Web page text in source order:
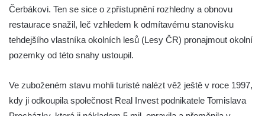
Teplou
Vyhlídka Radovič u Velké Bučiny u Velvar
Pozorovatelna pod vrchem Radovič u Velké
Bučiny u Velvar
Vyhlídka Růženka
Kaňkovská vyhlídka
Čerbákovi. Ten se sice o zpřístupnění rozhledny a obnovu
restaurace snažil, leč vzhledem k odmítavému stanovisku
tehdejšího vlastníka okolních lesů (Lesy ČR) pronajmout okolní
pozemky od této snahy ustoupil.
Ve zuboženém stavu mohli turisté nalézt věž ještě v roce 1997,
kdy ji odkoupila společnost Real Invest podnikatele Tomislava